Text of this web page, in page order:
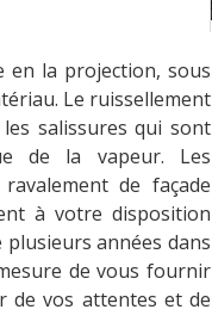
en la projection, sous
Le ruissellement
salissures qui sont
de la vapeur. Les
de façade
à votre disposition
années dans
de vous fournir
de vos attentes et de